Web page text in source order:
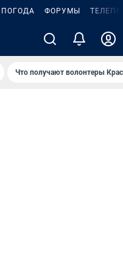
ПОГОДА ФОРУМЫ
Что получают волонтеры